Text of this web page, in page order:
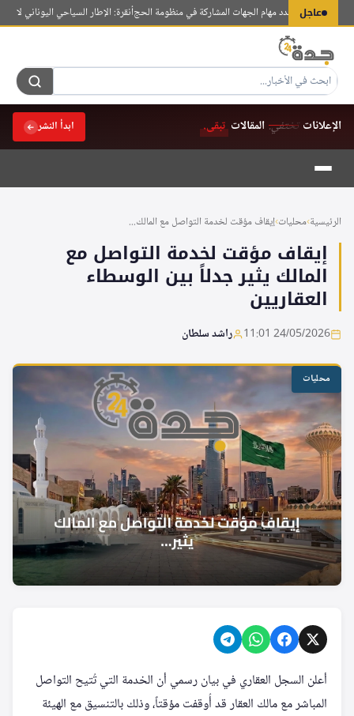
عاجل
الوزراء يحدد مهام الجهات المشاركة في منظومة الحجأنقرة: الإطار السياحي اليوناني لا يُلزم
الإعلانات تختفي.المقالات تبقى. ابدأ النشر
التجاوز
المحتوى
الرئيسية›محليات›إيقاف مؤقت لخدمة التواصل مع المالك...
إيقاف مؤقت لخدمة التواصل مع
المالك يثير جدلاً بين الوسطاء
العقاريين
24/05/2026 11:01 راشد سلطان
محليات
أعلن السجل العقاري في بيان رسمي أن الخدمة التي تُتيح التواصل
المباشر مع مالك العقار قد أُوقفت مؤقتاً، وذلك بالتنسيق مع الهيئة